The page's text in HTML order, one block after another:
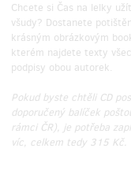
Chcete si Čas na lelky
všudy? Dostanete
krásným obrázkovým
kterém najdete texty
podpisy obou autorek.
Pokud byste chtěli CD
doporučený balíček
rámci ČR), je potřeba
víc, celkem tedy 315 Kč.